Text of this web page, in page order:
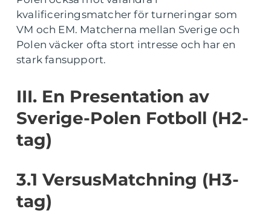
kvalificeringsmatcher för turneringar som
VM och EM. Matcherna mellan Sverige och
Polen väcker ofta stort intresse och har en
stark fansupport.
III. En Presentation av
Sverige-Polen Fotboll (H2-
tag)
3.1 VersusMatchning (H3-
tag)